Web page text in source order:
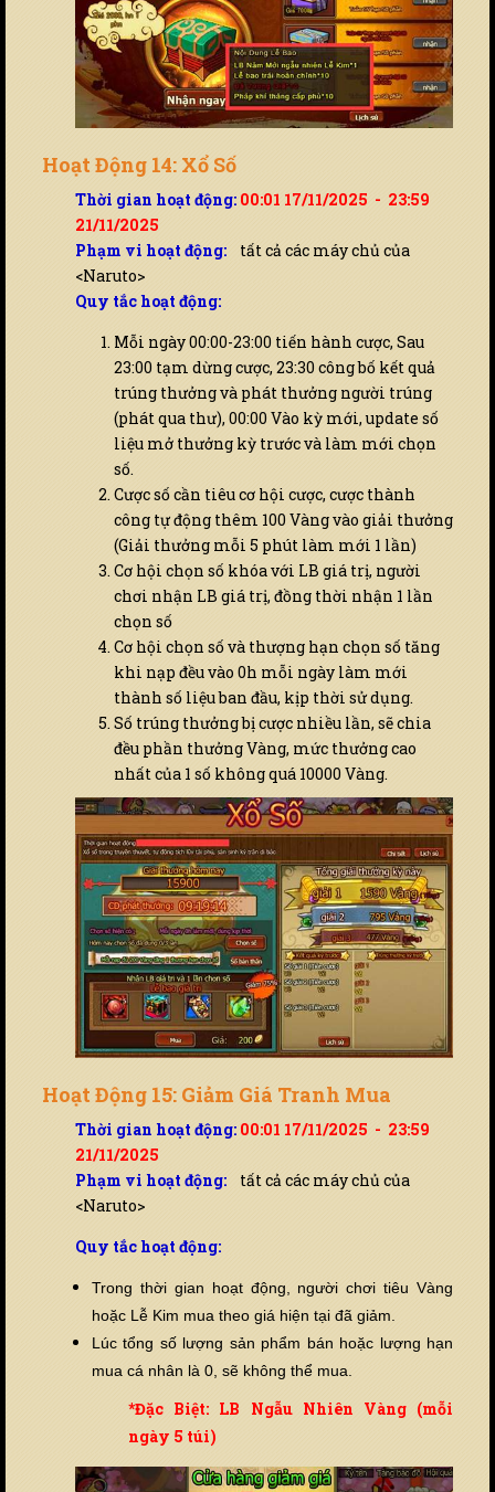
Hoạt Động 14: Xổ Số
Thời gian hoạt động: 00:01 17/11/2025 - 23:59
21/11/2025
Phạm vi hoạt động: tất cả các máy chủ của
<Naruto>
Quy tắc hoạt động:
Mỗi ngày 00:00-23:00 tiến hành cược, Sau
23:00 tạm dừng cược, 23:30 công bố kết quả
trúng thưởng và phát thưởng người trúng
(phát qua thư), 00:00 Vào kỳ mới, update số
liệu mở thưởng kỳ trước và làm mới chọn
số.
Cược số cần tiêu cơ hội cược, cược thành
công tự động thêm 100 Vàng vào giải thưởng
(Giải thưởng mỗi 5 phút làm mới 1 lần)
Cơ hội chọn số khóa với LB giá trị, người
chơi nhận LB giá trị, đồng thời nhận 1 lần
chọn số
Cơ hội chọn số và thượng hạn chọn số tăng
khi nạp đều vào 0h mỗi ngày làm mới
thành số liệu ban đầu, kịp thời sử dụng.
Số trúng thưởng bị cược nhiều lần, sẽ chia
đều phần thưởng Vàng, mức thưởng cao
nhất của 1 số không quá 10000 Vàng.
Hoạt Động 15: Giảm Giá Tranh Mua
Thời gian hoạt động: 00:01 17/11/2025 - 23:59
21/11/2025
Phạm vi hoạt động: tất cả các máy chủ của
<Naruto>
Quy tắc hoạt động:
Trong thời gian hoạt động, người chơi tiêu Vàng
hoặc Lễ Kim mua theo giá hiện tại đã giảm.
Lúc tổng số lượng sản phẩm bán hoặc lượng hạn
mua cá nhân là 0, sẽ không thể mua.
*Đặc Biệt: LB Ngẫu Nhiên Vàng (mỗi
ngày 5 túi)